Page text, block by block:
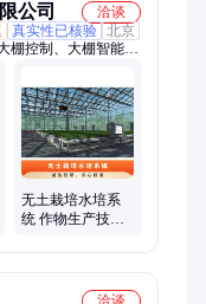
公司
洽谈
真实性已核验 北京
棚控制、大棚智能控
水质检测仪、人参烘
机、智能施肥机、温
气象站、人工气候
情设备、立体栽培设
无土栽培水培系
统 作物生产技术